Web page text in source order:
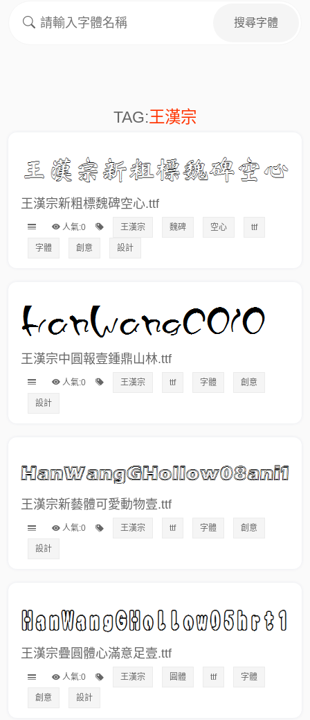
TAG:王漢宗
王漢宗新粗標魏碑空心.ttf
人氣:0 王漢宗 魏碑 空心 ttf
字體 創意 設計
王漢宗中圓報壹鍾鼎山林.ttf
人氣:0 王漢宗 ttf 字體 創意
設計
王漢宗新藝體可愛動物壹.ttf
人氣:0 王漢宗 ttf 字體 創意
設計
王漢宗疊圓體心滿意足壹.ttf
人氣:0 王漢宗 圓體 ttf 字體
創意 設計